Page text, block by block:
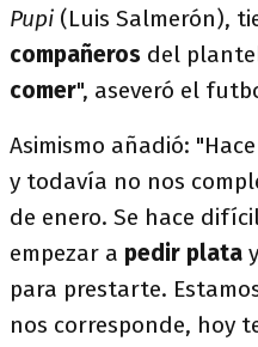
Pupi (Luis Salmerón),
compañeros del
comer", aseveró el
Asimismo añadió:
y todavía no nos
de enero. Se hace
empezar a pedir plata
para prestarte.
nos corresponde, hoy